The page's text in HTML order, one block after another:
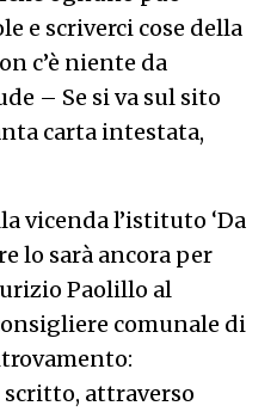
e scriverci cose della
c’è niente da
– Se si va sul sito
carta intestata,
vicenda l’istituto ‘Da
lo sarà ancora per
Paolillo al
comunale di
attraverso